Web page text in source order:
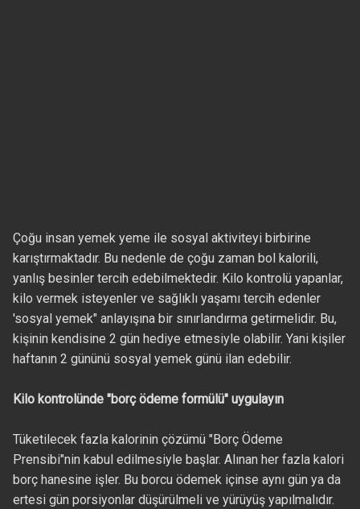
Çoğu insan yemek yeme ile sosyal aktiviteyi birbirine
karıştırmaktadır. Bu nedenle de çoğu zaman bol kalorili,
yanlış besinler tercih edebilmektedir. Kilo kontrolü yapanlar,
kilo vermek isteyenler ve sağlıklı yaşamı tercih edenler
'sosyal yemek" anlayışına bir sınırlandırma getirmelidir. Bu,
kişinin kendisine 2 gün hediye etmesiyle olabilir. Yani kişiler
haftanın 2 gününü sosyal yemek günü ilan edebilir.
Kilo kontrolünde "borç ödeme formülü" uygulayın
Tüketilecek fazla kalorinin çözümü "Borç Ödeme
Prensibi"nin kabul edilmesiyle başlar. Alınan her fazla kalori
borç hanesine işler. Bu borcu ödemek içinse aynı gün ya da
ertesi gün porsiyonlar düşürülmeli ve yürüyüş yapılmalıdır.